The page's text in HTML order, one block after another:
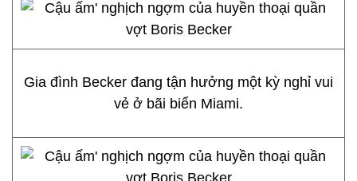
Gia đình Becker đang tận hưởng một kỳ nghỉ vui
vẻ ở bãi biển Miami.